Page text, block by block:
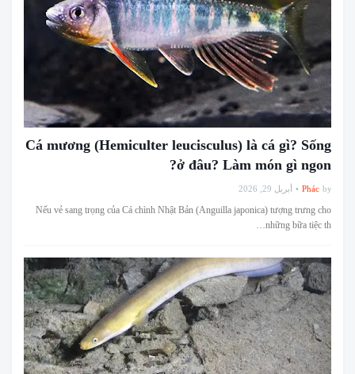
Cá mương (Hemiculter leucisculus) là cá gì? Sống
ở đâu? Làm món gì ngon?
by
Phác أبريل 29, 2026
Nếu vẻ sang trọng của Cá chình Nhật Bản (Anguilla japonica) tượng trưng cho
những bữa tiệc th…